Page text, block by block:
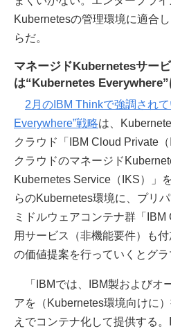
Kubernetesの管理環境に適合
らだ。
マネージドKubernetesサー
は“Kubernetes
2月のIBM Thinkで強調され
Everywhere”戦略は、
クラウド「IBM Cloud Private
クラウドのマネージド
Kubernetes Service（IKS）」
らのKubernetes環境に、プリ
ミドルウェアコンテナ群「
用サービス（非機能要件）も
の価値提案を行っていくとグラ
「IBMでは、IBM製およびオ
アを（Kubernetes環境向けに
えでコンテナ化して提供する